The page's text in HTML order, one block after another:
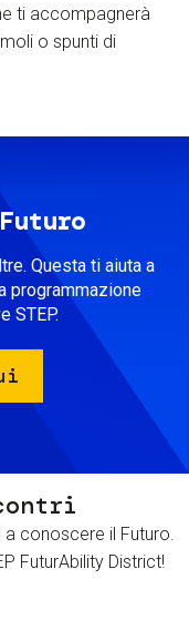
ti accompagnerà
o spunti di
Questa ti aiuta a
programmazione
STEP.
a conoscere il Futuro.
FuturAbility District!